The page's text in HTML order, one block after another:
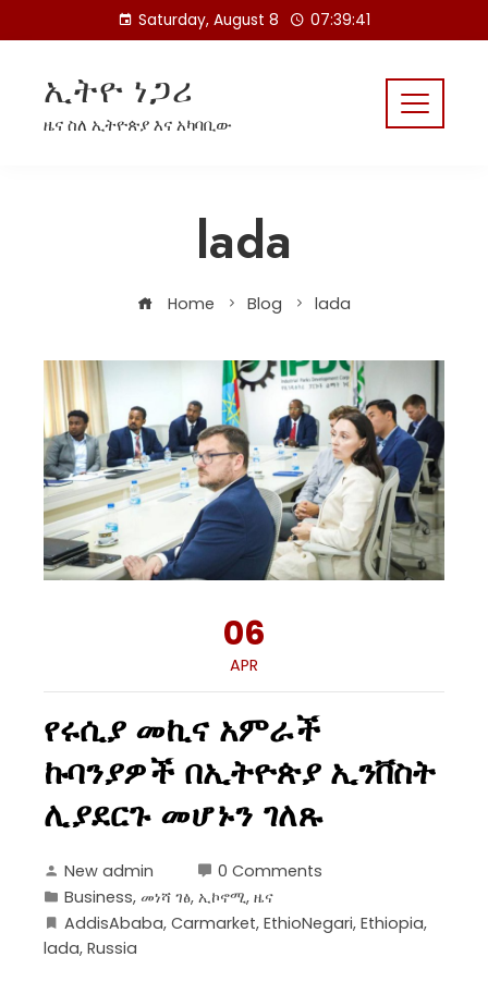
to
Saturday, August 8 07:39:41
ኢትዮ ነጋሪ
ዜና ስለ ኢትዮጵያ እና አካባቢው
lada
Home Blog lada
06
APR
የሩሲያ መኪና አምራች
ኩባንያዎች በኢትዮጵያ ኢንቨስት
ሊያደርጉ መሆኑን ገለጹ
New admin
0 Comments
Business, መነሻ ገፅ, ኢኮኖሚ, ዜና
AddisAbaba, Carmarket, EthioNegari, Ethiopia,
lada, Russia